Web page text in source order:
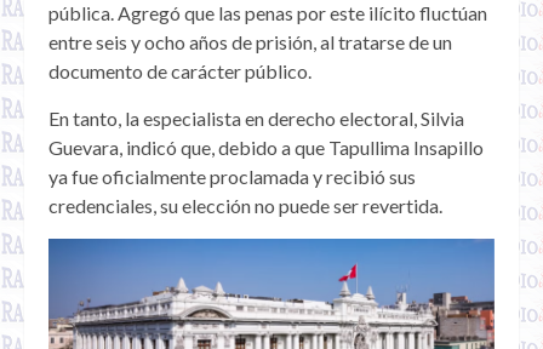
pública. Agregó que las penas por este ilícito fluctúan
entre seis y ocho años de prisión, al tratarse de un
documento de carácter público.
En tanto, la especialista en derecho electoral, Silvia
Guevara, indicó que, debido a que Tapullima Insapillo
ya fue oficialmente proclamada y recibió sus
credenciales, su elección no puede ser revertida.